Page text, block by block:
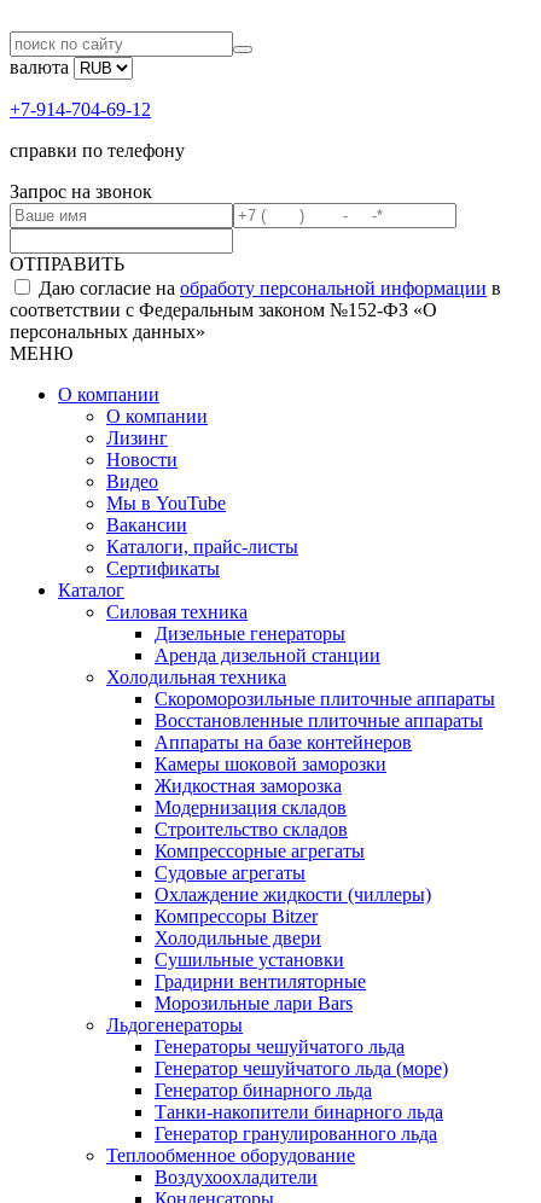
валюта
+7-914-704-69-12
справки по телефону
Запрос на звонок
ОТПРАВИТЬ
Даю согласие на обработу персональной информации в
соответствии с Федеральным законом №152-ФЗ «О
персональных данных»
МЕНЮ
О компании
О компании
Лизинг
Новости
Видео
Мы в YouTube
Вакансии
Каталоги, прайс-листы
Сертификаты
Каталог
Силовая техника
Дизельные генераторы
Аренда дизельной станции
Холодильная техника
Cкороморозильные плиточные аппараты
Восстановленные плиточные аппараты
Аппараты на базе контейнеров
Камеры шоковой заморозки
Жидкостная заморозка
Модернизация складов
Строительство складов
Компрессорные агрегаты
Судовые агрегаты
Охлаждение жидкости (чиллеры)
Компрессоры Bitzer
Холодильные двери
Сушильные установки
Градирни вентиляторные
Морозильные лари Bars
Льдогенераторы
Генераторы чешуйчатого льда
Генератор чешуйчатого льда (море)
Генератор бинарного льда
Танки-накопители бинарного льда
Генератор гранулированного льда
Теплообменное оборудование
Воздухоохладители
Конденсаторы